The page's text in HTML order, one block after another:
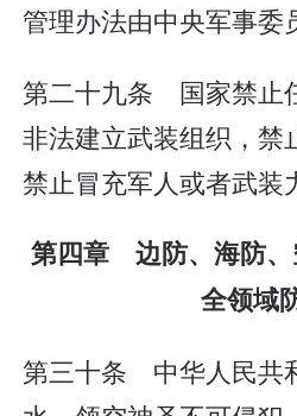
管理办法由中央军事委
第二十九条 国家禁止
非法建立武装组织，禁
禁止冒充军人或者武装
第四章 边防、海防、
全领域
第三十条 中华人民共